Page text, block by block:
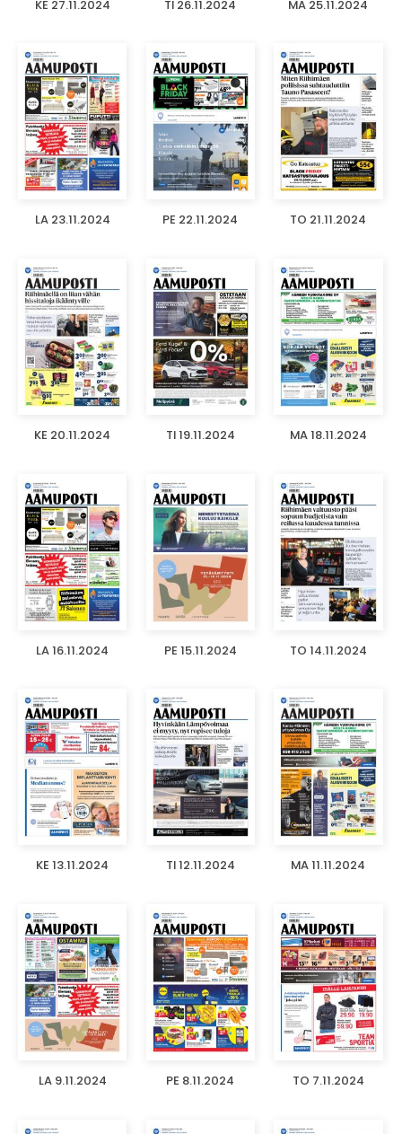
KE 27.11.2024 TI 26.11.2024 MA 25.11.2024
LA 23.11.2024 PE 22.11.2024 TO 21.11.2024
KE 20.11.2024 TI 19.11.2024 MA 18.11.2024
LA 16.11.2024 PE 15.11.2024 TO 14.11.2024
KE 13.11.2024 TI 12.11.2024 MA 11.11.2024
LA 9.11.2024 PE 8.11.2024 TO 7.11.2024